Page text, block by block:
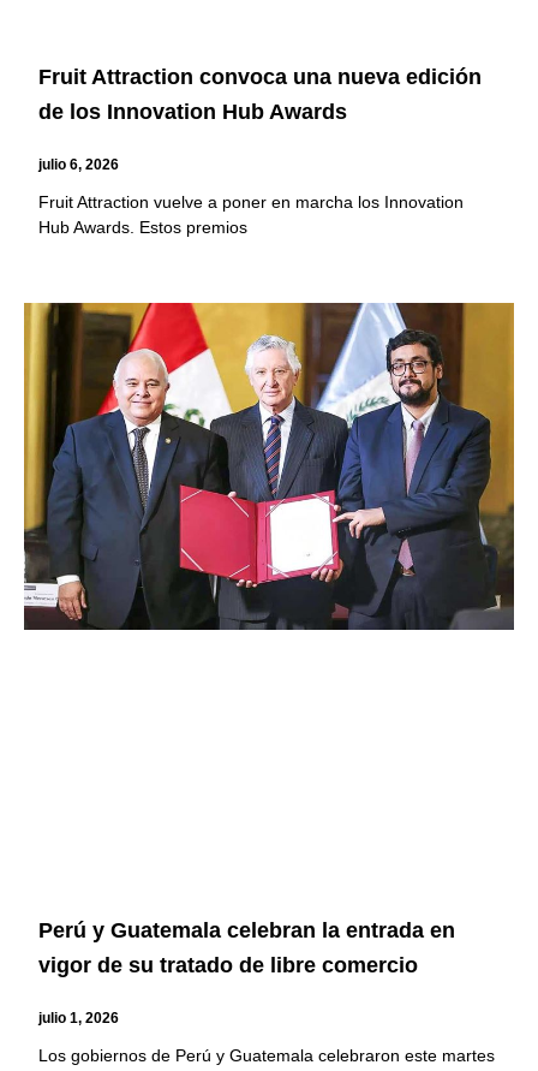
Fruit Attraction convoca una nueva edición
de los Innovation Hub Awards
julio 6, 2026
Fruit Attraction vuelve a poner en marcha los Innovation
Hub Awards. Estos premios
Perú y Guatemala celebran la entrada en
vigor de su tratado de libre comercio
julio 1, 2026
Los gobiernos de Perú y Guatemala celebraron este martes